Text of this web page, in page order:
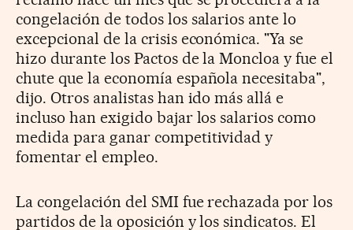
congelación de todos los salarios ante lo
excepcional de la crisis económica. "Ya se
hizo durante los Pactos de la Moncloa y fue el
chute que la economía española necesitaba",
dijo. Otros analistas han ido más allá e
incluso han exigido bajar los salarios como
medida para ganar competitividad y
fomentar el empleo.
La congelación del SMI fue rechazada por los
partidos de la oposición y los sindicatos. El